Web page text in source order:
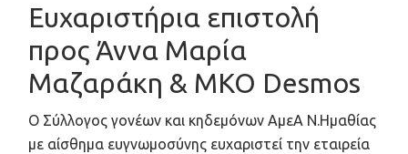
Ευχαριστήρια επιστολή
προς Άννα Μαρία
Μαζαράκη & ΜΚΟ Desmos
Ο Σύλλογος γονέων και κηδεμόνων ΑμεΑ Ν.Ημαθίας
με αίσθημα ευγνωμοσύνης ευχαριστεί την εταιρεία